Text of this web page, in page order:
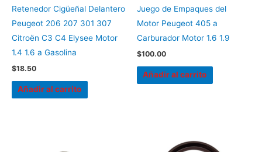
Retenedor Cigüeñal Delantero
Peugeot 206 207 301 307
Citroën C3 C4 Elysee Motor
1.4 1.6 a Gasolina
$18.50
Añadir al carrito
Juego de Empaques del
Motor Peugeot 405 a
Carburador Motor 1.6 1.9
$100.00
Añadir al carrito